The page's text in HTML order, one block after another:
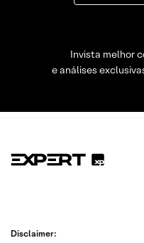
Invista melhor
e análises
Disclaimer: